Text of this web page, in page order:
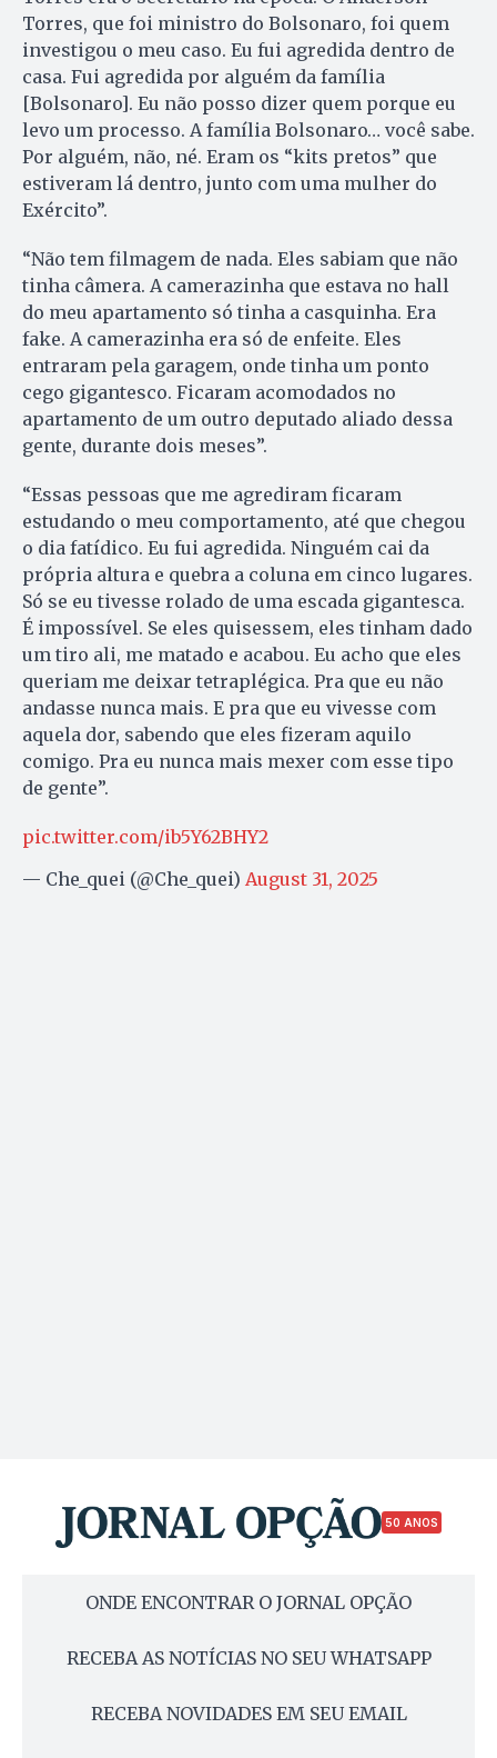
Torres, que foi ministro do Bolsonaro, foi quem
investigou o meu caso. Eu fui agredida dentro de
casa. Fui agredida por alguém da família
[Bolsonaro]. Eu não posso dizer quem porque eu
levo um processo. A família Bolsonaro… você sabe.
Por alguém, não, né. Eram os “kits pretos” que
estiveram lá dentro, junto com uma mulher do
Exército”.
“Não tem filmagem de nada. Eles sabiam que não
tinha câmera. A camerazinha que estava no hall
do meu apartamento só tinha a casquinha. Era
fake. A camerazinha era só de enfeite. Eles
entraram pela garagem, onde tinha um ponto
cego gigantesco. Ficaram acomodados no
apartamento de um outro deputado aliado dessa
gente, durante dois meses”.
“Essas pessoas que me agrediram ficaram
estudando o meu comportamento, até que chegou
o dia fatídico. Eu fui agredida. Ninguém cai da
própria altura e quebra a coluna em cinco lugares.
Só se eu tivesse rolado de uma escada gigantesca.
É impossível. Se eles quisessem, eles tinham dado
um tiro ali, me matado e acabou. Eu acho que eles
queriam me deixar tetraplégica. Pra que eu não
andasse nunca mais. E pra que eu vivesse com
aquela dor, sabendo que eles fizeram aquilo
comigo. Pra eu nunca mais mexer com esse tipo
de gente”.
pic.twitter.com/ib5Y62BHY2
— Che_quei (@Che_quei) August 31, 2025
50 ANOS
ONDE ENCONTRAR O JORNAL OPÇÃO
RECEBA AS NOTÍCIAS NO SEU WHATSAPP
RECEBA NOVIDADES EM SEU EMAIL